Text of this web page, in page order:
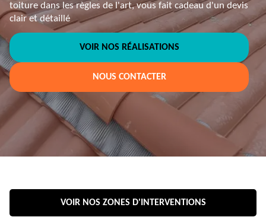
toiture dans les règles de l'art, vous fait cadeau d'un devis
clair et détaillé
VOIR NOS RÉALISATIONS
NOUS CONTACTER
VOIR NOS ZONES D'INTERVENTIONS